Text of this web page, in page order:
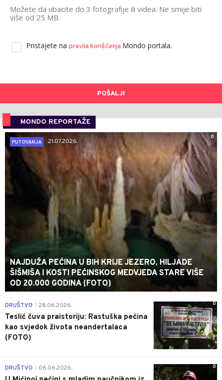
Možete da ubacite do 3 fotografije ili videa. Ne smije biti
više od 25 MB.
Pristajete na pravila korišćenja Mondo portala.
POŠALJI
MONDO REPORTAŽE
0
PUTOVANJA
21.07.2026.
NAJDUŽA PEĆINA U BIH KRIJE JEZERO, HILJADE
ŠIŠMIŠA I KOSTI PEĆINSKOG MEDVJEDA STARE VIŠE
OD 20.000 GODINA (FOTO)
0
DRUŠTVO 28.06.2026.
Teslić čuva praistoriju: Rastuška pećina
kao svjedok života neandertalaca
(FOTO)
0
DRUŠTVO 06.06.2026.